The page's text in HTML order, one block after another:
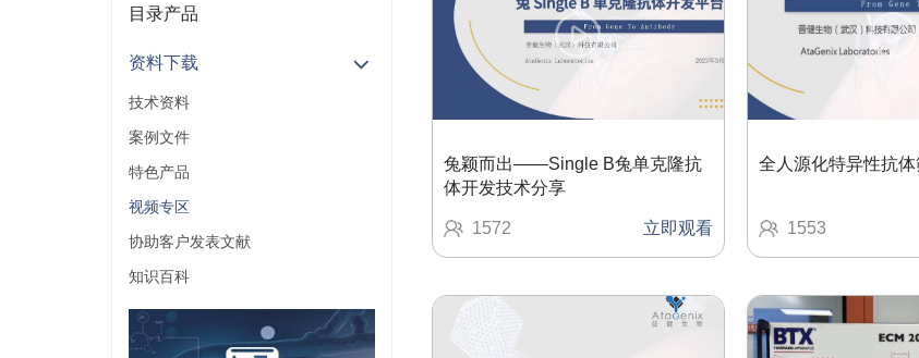
目录产品
资料下载
技术资料
案例文件
特色产品
视频专区
协助客户发表文献
知识百科
兔颖而出——Single B兔单克隆抗
体开发技术分享
1572 立即观看
全人源化特异性抗
1553